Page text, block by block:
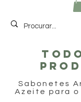
Sabonetes
Azeite para o